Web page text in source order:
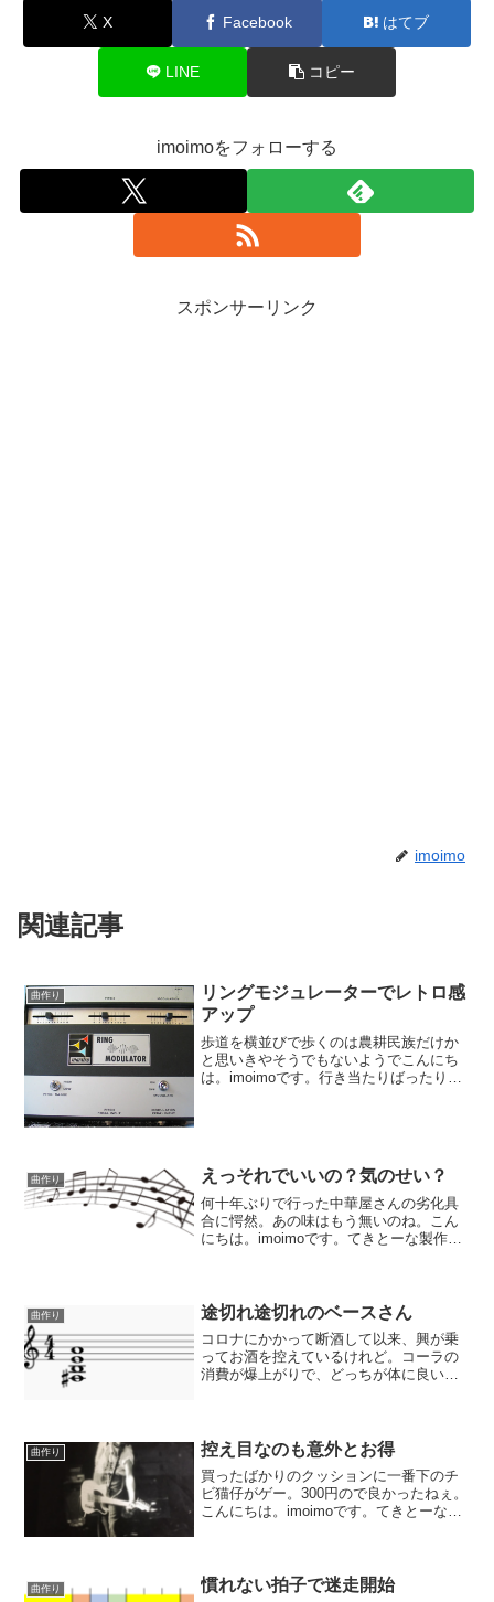
X Facebook はてブ
LINE コピー
imoimoをフォローする
スポンサーリンク
imoimo
関連記事
曲作り
リングモジュレーターでレトロ感
アップ
歩道を横並びで歩くのは農耕民族だけか
と思いきやそうでもないようでこんにち
は。imoimoです。行き当たりばったりの
曲作り えっそれでいいの？気のせい？
何十年ぶりで行った中華屋さんの劣化具
合に愕然。あの味はもう無いのね。こん
にちは。imoimoです。てきとーな製作を
ょうか、と言う企画...
曲作り 途切れ途切れのベースさん
コロナにかかって断酒して以来、興が乗
ってお酒を控えているけれど。コーラの
消費が爆上がりで、どっちが体に良いの
モンドとシンセ４台...
曲作り 控え目なのも意外とお得
買ったばかりのクッションに一番下のチ
ビ猫仔がゲー。300円ので良かったねぇ。
こんにちは。imoimoです。てきとーな製
ります。オケパ...
曲作り 慣れない拍子で迷走開始